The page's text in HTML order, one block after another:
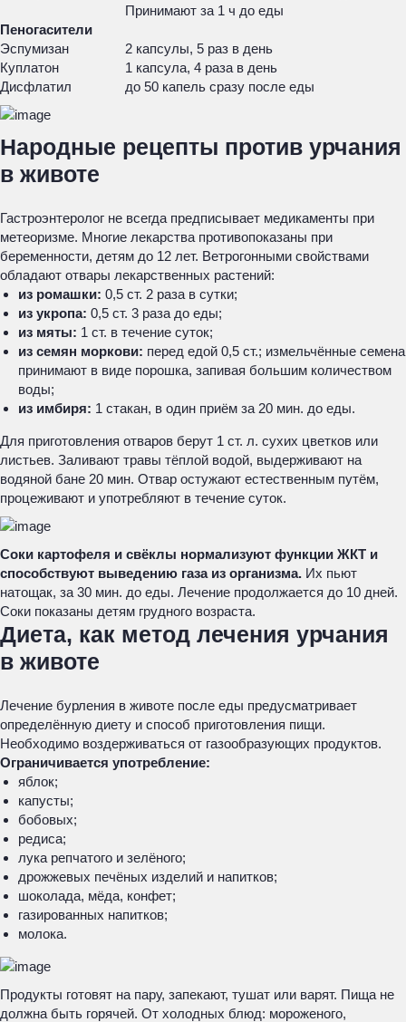
Принимают за 1 ч до еды
Пеногасители
Эспумизан
2 капсулы, 5 раз в день
Куплатон
1 капсула, 4 раза в день
Дисфлатил
до 50 капель сразу после еды
Народные рецепты против урчания
в животе
Гастроэнтеролог не всегда предписывает медикаменты при
метеоризме. Многие лекарства противопоказаны при
беременности, детям до 12 лет. Ветрогонными свойствами
обладают отвары лекарственных растений:
из ромашки: 0,5 ст. 2 раза в сутки;
из укропа: 0,5 ст. 3 раза до еды;
из мяты: 1 ст. в течение суток;
из семян моркови: перед едой 0,5 ст.; измельчённые семена
принимают в виде порошка, запивая большим количеством
воды;
из имбиря: 1 стакан, в один приём за 20 мин. до еды.
Для приготовления отваров берут 1 ст. л. сухих цветков или
листьев. Заливают травы тёплой водой, выдерживают на
водяной бане 20 мин. Отвар остужают естественным путём,
процеживают и употребляют в течение суток.
Соки картофеля и свёклы нормализуют функции ЖКТ и
способствуют выведению газа из организма. Их пьют
натощак, за 30 мин. до еды. Лечение продолжается до 10 дней.
Соки показаны детям грудного возраста.
Диета, как метод лечения урчания
в животе
Лечение бурления в животе после еды предусматривает
определённую диету и способ приготовления пищи.
Необходимо воздерживаться от газообразующих продуктов.
Ограничивается употребление:
яблок;
капусты;
бобовых;
редиса;
лука репчатого и зелёного;
дрожжевых печёных изделий и напитков;
шоколада, мёда, конфет;
газированных напитков;
молока.
Продукты готовят на пару, запекают, тушат или варят. Пища не
должна быть горячей. От холодных блюд: мороженого,